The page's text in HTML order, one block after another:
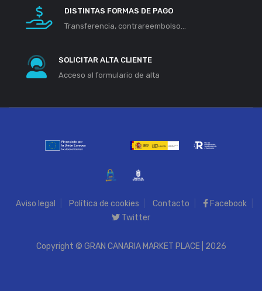
DISTINTAS FORMAS DE PAGO
Transferencia, contrareembolso...
SOLICITAR ALTA CLIENTE
Acceso al formulario de alta
Aviso legal Política de cookies Contacto
Facebook
Twitter
Copyright © GRAN CANARIA MARKET PLACE | 2026